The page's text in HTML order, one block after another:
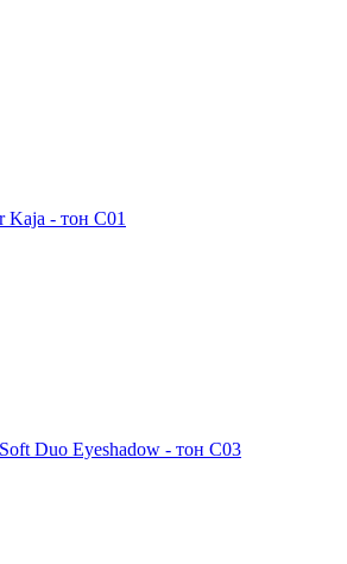
Kaja - тон С01
Duo Eyeshadow - тон С03